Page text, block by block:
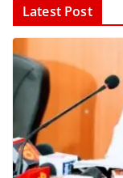
Latest Post